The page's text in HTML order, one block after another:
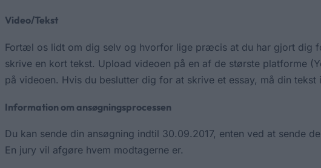
Video/Tekst
Fortæl os lidt om dig selv og hvorfor lige præcis at du har gjort dig
skrive en kort tekst. Upload videoen på en af de største platforme
på videoen. Hvis du beslutter dig for at skrive et essay, må din
Information om ansøgningsprocessen
Du kan sende din ansøgning indtil 30.09.2017, enten ved at sende
En jury vil afgøre hvem modtagerne er.